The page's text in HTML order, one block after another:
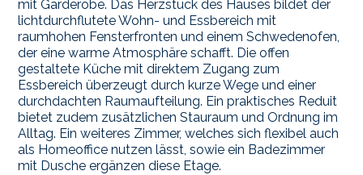
mit Garderobe. Das Herzstück des Hauses bildet der
lichtdurchflutete Wohn- und Essbereich mit
raumhohen Fensterfronten und einem Schwedenofen,
der eine warme Atmosphäre schafft. Die offen
gestaltete Küche mit direktem Zugang zum
Essbereich überzeugt durch kurze Wege und einer
durchdachten Raumaufteilung. Ein praktisches Reduit
bietet zudem zusätzlichen Stauraum und Ordnung im
Alltag. Ein weiteres Zimmer, welches sich flexibel auch
als Homeoffice nutzen lässt, sowie ein Badezimmer
mit Dusche ergänzen diese Etage.